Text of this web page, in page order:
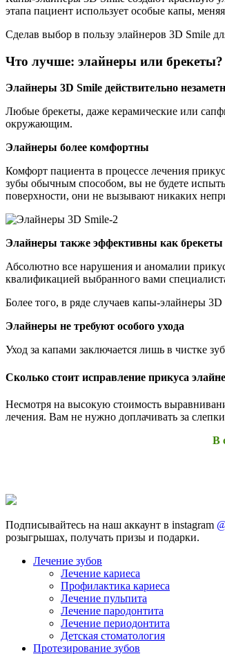
этапа пациент использует особые капы,
Сделав выбор в пользу элайнеров 3D Smile
Что лучше: элайнеры или брекеты?
Элайнеры 3D Smile действительно
Любые брекеты, даже керамические или
окружающим.
Элайнеры более комфортны
Комфорт пациента в процессе лечения
зубы обычным способом, вы не будете
поверхности, они не вызывают никаких
Элайнеры также эффективны как брекеты
Абсолютно все нарушения и аномалии
квалификацией выбранного вами
Более того, в ряде случаев капы-элайнеры
Элайнеры не требуют особого ухода
Уход за капами заключается лишь в чистке
Сколько стоит исправление прикуса
Несмотря на высокую стоимость
лечения. Вам не нужно доплачивать за
В
Подписывайтесь на наш аккаунт в instagram
розыгрышах, получать призы и подарки.
Лечение зубов
Лечение кариеса
Профилактика кариеса
Лечение пульпита
Лечение пародонтита
Лечение периодонтита
Детская стоматология
Протезирование зубов